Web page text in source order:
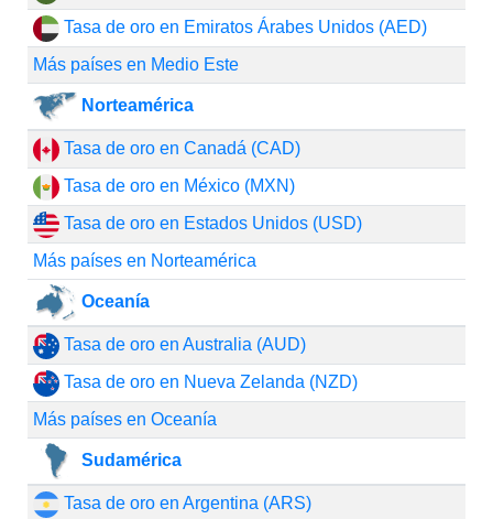
Tasa de oro en Emiratos Árabes Unidos (AED)
Más países en Medio Este
Norteamérica
Tasa de oro en Canadá (CAD)
Tasa de oro en México (MXN)
Tasa de oro en Estados Unidos (USD)
Más países en Norteamérica
Oceanía
Tasa de oro en Australia (AUD)
Tasa de oro en Nueva Zelanda (NZD)
Más países en Oceanía
Sudamérica
Tasa de oro en Argentina (ARS)